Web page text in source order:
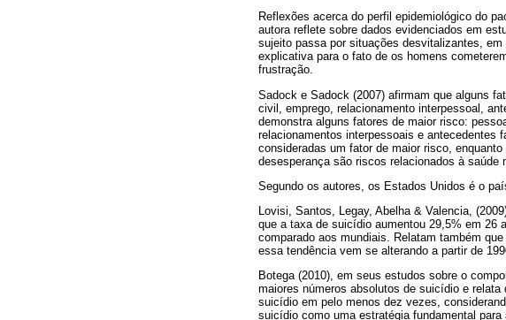
Reflexões acerca do perfil epidemiológico do
autora reflete sobre dados evidenciados em
sujeito passa por situações desvitalizantes,
explicativa para o fato de os homens
frustração.
Sadock e Sadock (2007) afirmam que alguns
civil, emprego, relacionamento interpessoal,
demonstra alguns fatores de maior risco:
relacionamentos interpessoais e
consideradas um fator de maior risco,
desesperança são riscos relacionados à saúde
Segundo os autores, os Estados Unidos é o
Lovisi, Santos, Legay, Abelha & Valencia,
que a taxa de suicídio aumentou 29,5% em 26
comparado aos mundiais. Relatam também
essa tendência vem se alterando a partir de
Botega (2010), em seus estudos sobre o
maiores números absolutos de suicídio e
suicídio em pelo menos dez vezes,
suicídio como uma estratégia fundamental para